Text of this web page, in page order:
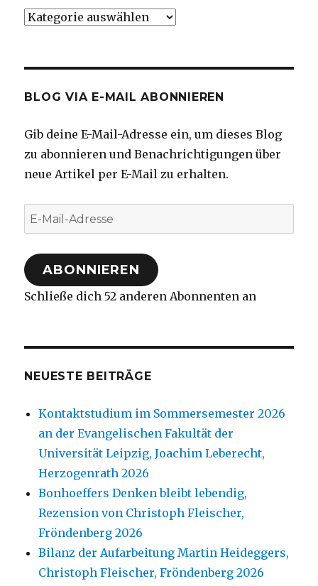
Kategorien
BLOG VIA E-MAIL ABONNIEREN
Gib deine E-Mail-Adresse ein, um dieses Blog
zu abonnieren und Benachrichtigungen über
neue Artikel per E-Mail zu erhalten.
E-
Mail-
Adresse
ABONNIEREN
Schließe dich 52 anderen Abonnenten an
NEUESTE BEITRÄGE
Kontaktstudium im Sommersemester 2026
an der Evangelischen Fakultät der
Universität Leipzig, Joachim Leberecht,
Herzogenrath 2026
Bonhoeffers Denken bleibt lebendig,
Rezension von Christoph Fleischer,
Fröndenberg 2026
Bilanz der Aufarbeitung Martin Heideggers,
Christoph Fleischer, Fröndenberg 2026